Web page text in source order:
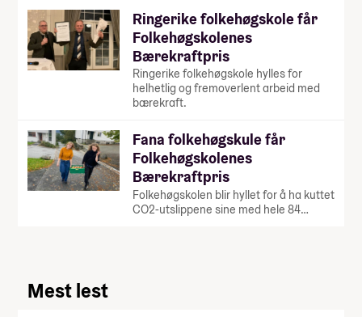
Ringerike folkehøgskole får
Folkehøgskolenes
Bærekraftpris
Ringerike folkehøgskole hylles for
helhetlig og fremoverlent arbeid med
bærekraft.
Fana folkehøgskule får
Folkehøgskolenes
Bærekraftpris
Folkehøgskolen blir hyllet for å ha kuttet
CO2-utslippene sine med hele 84…
Mest lest